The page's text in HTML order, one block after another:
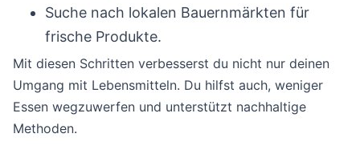
Suche nach lokalen Bauernmärkten für
frische Produkte.
Mit diesen Schritten verbesserst du nicht nur deinen
Umgang mit Lebensmitteln. Du hilfst auch, weniger
Essen wegzuwerfen und unterstützt nachhaltige
Methoden.